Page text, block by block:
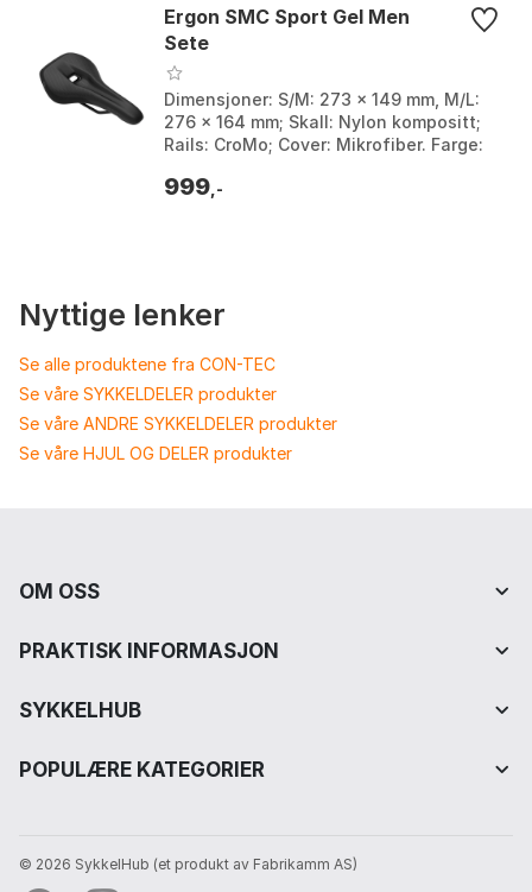
Ergon SMC Sport Gel Men
Sete
Dimensjoner: S/M: 273 x 149 mm, M/L:
276 x 164 mm; Skall: Nylon kompositt;
Rails: CroMo; Cover: Mikrofiber. Farge:
999 ,-
Nyttige lenker
Se alle produktene fra CON-TEC
Se våre SYKKELDELER produkter
Se våre ANDRE SYKKELDELER produkter
Se våre HJUL OG DELER produkter
OM OSS
PRAKTISK INFORMASJON
SYKKELHUB
POPULÆRE KATEGORIER
© 2026 SykkelHub️ (et produkt av Fabrikamm AS)